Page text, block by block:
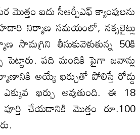
మొత్తం ఐదు సీఆర్పీఎఫ్ క్యాంపులను
నిర్మాణ సమయంలో, నక్సలైట్లు
తీసుకువెళుతున్న 50కి
పది మందికి పైగా జవాన్లు
అయ్యే ఖర్చుతో పోలిస్తే రోడ్డు
ఎక్కువ ఖర్చు అవుతుంది. ఈ 18
చేయడానికి మొత్తం రూ.100